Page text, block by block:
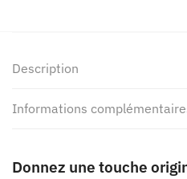
Description
Informations
Donnez une touche